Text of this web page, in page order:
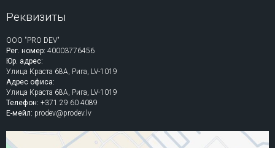
Реквизиты
ООО "PRO DEV"
Рег. номер: 40003776456
Юр. адрес:
Улица Краста 68A, Рига, LV-1019
Адрес офиса:
Улица Краста 68A, Рига, LV-1019
Телефон: +371 29 60 4089
Е-мейл: prodev@prodev.lv